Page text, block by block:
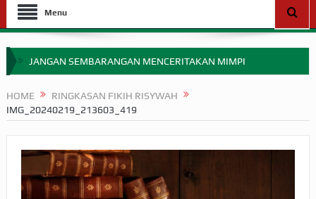
Menu
JANGAN SEMBARANGAN MENCERITAKAN MIMPI
MIMPI YANG DIABAIKAN MENJELANG PERANG BADAR
SEBELUM TIBA SAAT WAJIB?
HAKIKAT NIKMAT DI DUNIA!
HOME
RINGKASAN FIKIH RISYWAH
IMG_20240219_213603_419